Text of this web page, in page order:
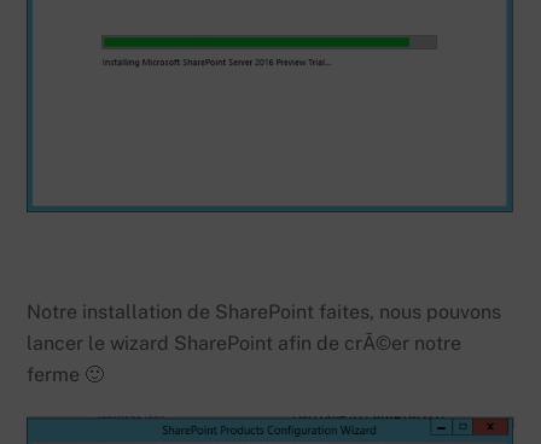
Notre installation de SharePoint faites, nous pouvons
lancer le wizard SharePoint afin de crÃ©er notre
ferme 🙂